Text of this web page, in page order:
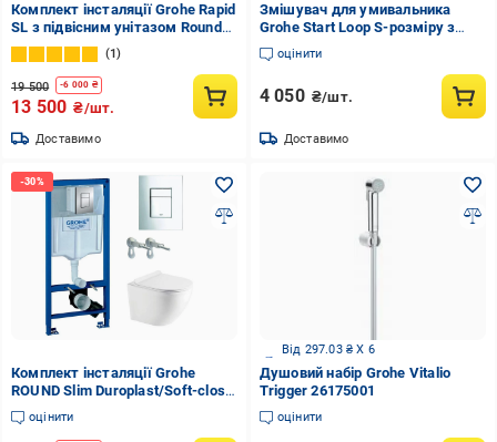
Комплект інсталяції Grohe Rapid
SL з підвісним унітазом Round
Tornado Smart Slim
Duroplast/Soft-close
(RO3884000GE)
1
19 500 -6 000 ₴
13 500 ₴/шт.
Доставимо
Змішувач для умивальника
Grohe Start Loop S-розміру з
гарнітуром Push Open
(23351001)
оцінити
4 050 ₴/шт.
Доставимо
Комплект інсталяції Grohe
ROUND Slim Duroplast/Soft-close
(R38772001)
оцінити
Від 297.03 ₴ X 6
Душовий набір Grohe Vitalio
Trigger 26175001
оцінити